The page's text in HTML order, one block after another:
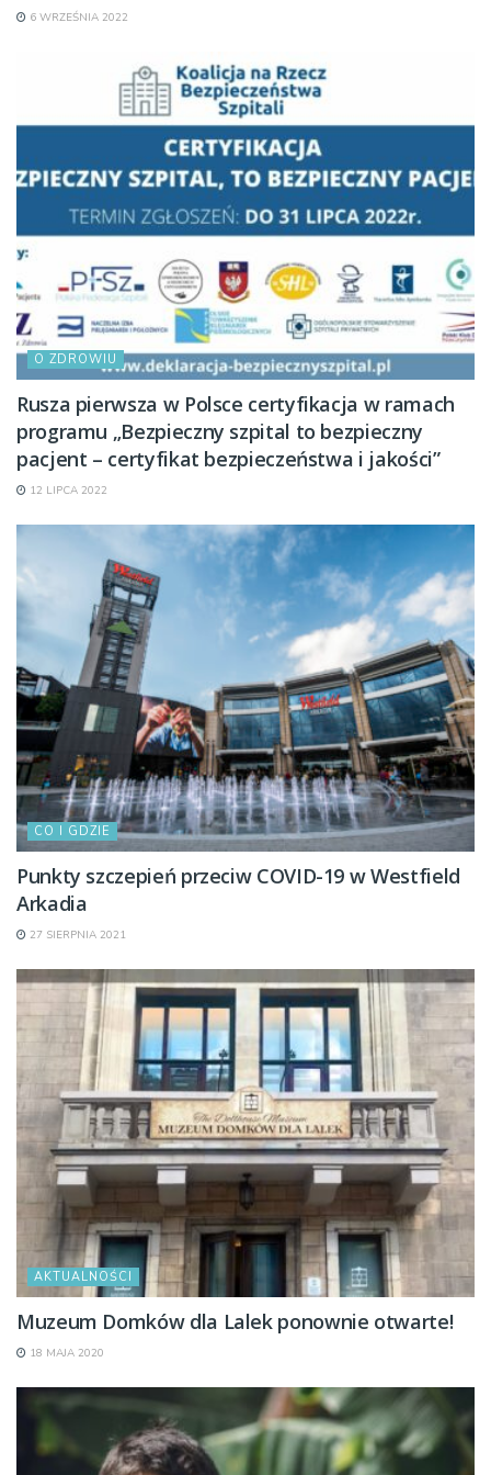
6 WRZEŚNIA 2022
O ZDROWIU
Rusza pierwsza w Polsce certyfikacja w ramach
programu „Bezpieczny szpital to bezpieczny
pacjent – certyfikat bezpieczeństwa i jakości”
12 LIPCA 2022
CO I GDZIE
Punkty szczepień przeciw COVID-19 w Westfield
Arkadia
27 SIERPNIA 2021
AKTUALNOŚCI
Muzeum Domków dla Lalek ponownie otwarte!
18 MAJA 2020